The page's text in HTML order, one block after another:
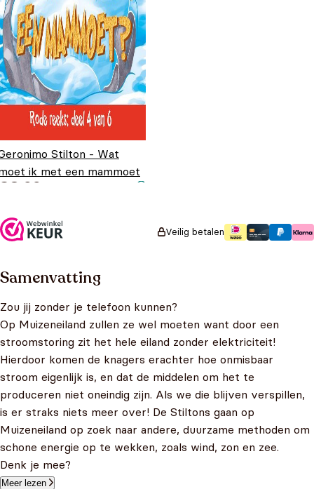
Stilton - Wat
ik met een mammoet
8,99
Veilig betalen
Samenvatting
Zou jij zonder je telefoon kunnen?
Op Muizeneiland zullen ze wel moeten want door een
stroomstoring zit het hele eiland zonder elektriciteit!
Hierdoor komen de knagers erachter hoe onmisbaar
stroom eigenlijk is, en dat de middelen om het te
produceren niet oneindig zijn. Als we die blijven verspillen,
is er straks niets meer over! De Stiltons gaan op
Muizeneiland op zoek naar andere, duurzame methoden om
schone energie op te wekken, zoals wind, zon en zee.
Denk je mee?
Meer lezen